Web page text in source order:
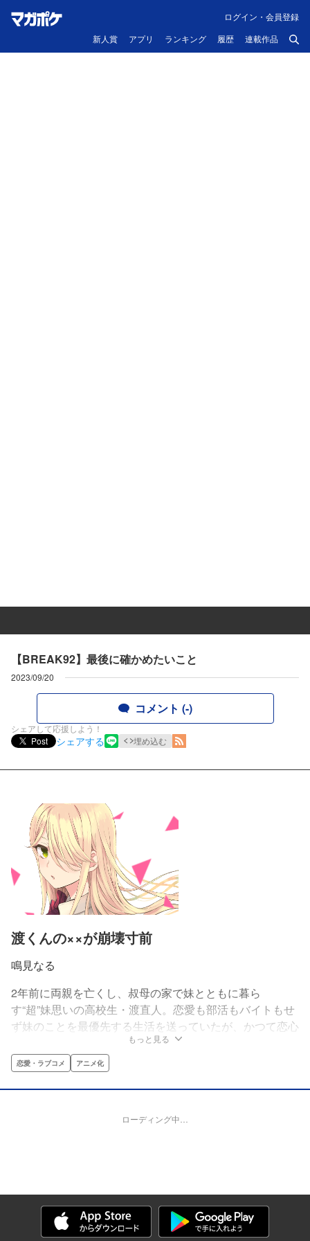
新人賞 アプリ ランキング 履歴 連載作品
ログイン・会員登録
【BREAK92】最後に確かめたいこと
2023/09/20
コメント (-)
シェアして応援しよう！
Post
シェアする 埋め込む
渡くんの××が崩壊寸前
鳴見なる
2年前に両親を亡くし、叔母の家で妹とともに暮ら
す“超”妹思いの高校生・渡直人。恋愛も部活もバイトもせ
ず妹のことを最優先する生活を送っていたが、かつて恋心
を抱いていた幼なじみの紗月が、隣のクラスに転校してき
て、直人の平穏な日常が一変する。さまざまな秘密を持っ
た男女が織りなす日常崩壊ラブコメ!!
もっと見る
恋愛・ラブコメ アニメ化
ローディング中…